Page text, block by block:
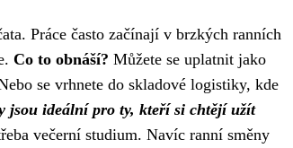
Práce často začínají v brzkých ranních
Co to obnáší? Můžete se uplatnit jako
se vrhnete do skladové logistiky, kde
jsou ideální pro ty, kteří si chtějí užít
večerní studium. Navíc ranní směny